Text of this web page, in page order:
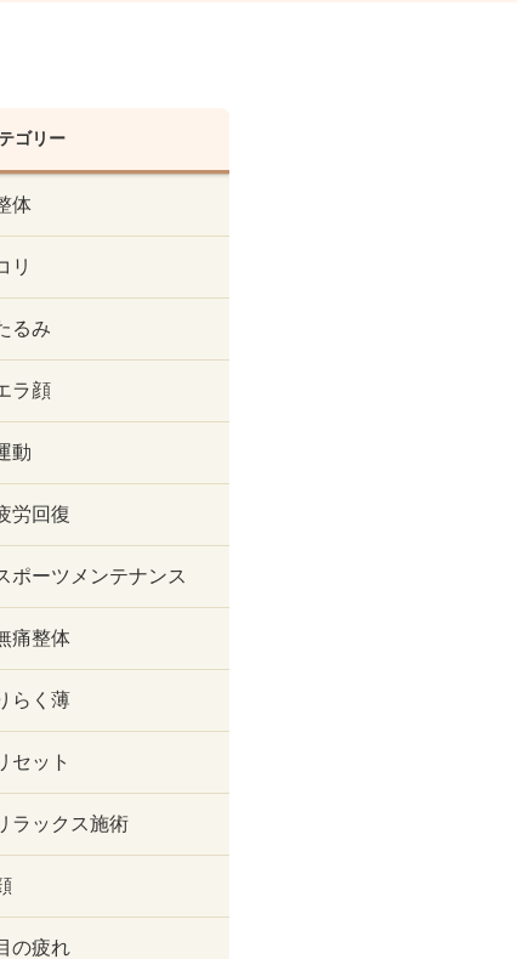
ゴリー
体
リ
るみ
ラ顔
動
労回復
ポーツメンテナンス
痛整体
らく薄
セット
ラックス施術
の疲れ